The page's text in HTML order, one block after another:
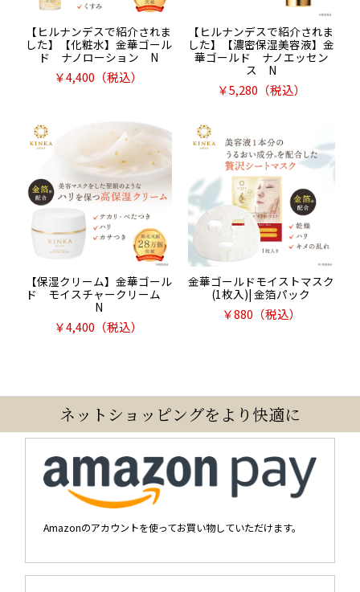
【ヒルナンデスで紹介されま
した】【化粧水】金華ゴール
ド ナノローション N
￥4,400 （税込）
【ヒルナンデスで紹介されま
した】【濃密保湿美容液】金
華ゴールド ナノエッセン
ス N
￥5,280 （税込）
【保湿クリーム】金華ゴール
ド モイスチャークリーム
N
￥4,400 （税込）
金華ゴールドモイストマスク
(1枚入)| 金箔パック
￥880 （税込）
ネットショッピングをより快適に
Amazonのアカウントを使ってお買い物していただけます。